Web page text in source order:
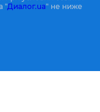
"Диалог.ua" не ниже